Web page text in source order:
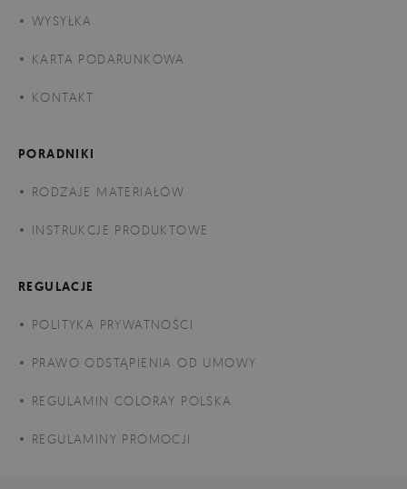
WYSYŁKA
KARTA PODARUNKOWA
KONTAKT
PORADNIKI
RODZAJE MATERIAŁÓW
INSTRUKCJE PRODUKTOWE
REGULACJE
POLITYKA PRYWATNOŚCI
PRAWO ODSTĄPIENIA OD UMOWY
REGULAMIN COLORAY POLSKA
REGULAMINY PROMOCJI